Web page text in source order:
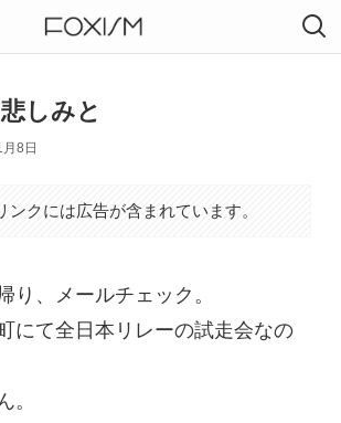
しみと
8日
ンクには広告が含まれています。
、メールチェック。
にて全日本リレーの試走会なの
。